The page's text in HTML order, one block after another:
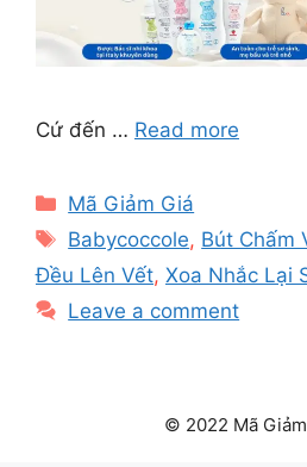
Cứ đến … Read more
Categories
Mã Giảm Giá
Tags
Babycoccole, Bút Chấm
Đều Lên Vết, Xoa Nhắc Lại
Leave a comment
© 2022 Mã